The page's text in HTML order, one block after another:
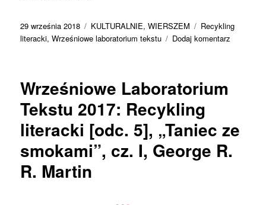
Data
publikacji
29 września 2018 Kategorie
KULTURALNIE,WIERSZEM Tagi
Recykling
literacki,Wrześniowe laboratorium tekstu Dodaj komentarz
Michał
Wrześniowe Laboratorium
Tekstu 2017: Recykling
literacki [odc. 5], „Taniec ze
smokami”, cz. I, George R.
R. Martin